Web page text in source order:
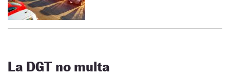
La DGT no multa